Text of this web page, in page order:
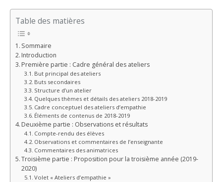
Table des matières
Sommaire
Introduction
Première partie : Cadre général des ateliers
But principal des ateliers
Buts secondaires
Structure d’un atelier
Quelques thèmes et détails des ateliers 2018-2019
Cadre conceptuel des ateliers d’empathie
Éléments de contenus de 2018-2019
Deuxième partie : Observations et résultats
Compte-rendu des élèves
Observations et commentaires de l’enseignante
Commentaires des animatrices
Troisième partie : Proposition pour la troisième année (2019-
2020)
Volet « Ateliers d’empathie »